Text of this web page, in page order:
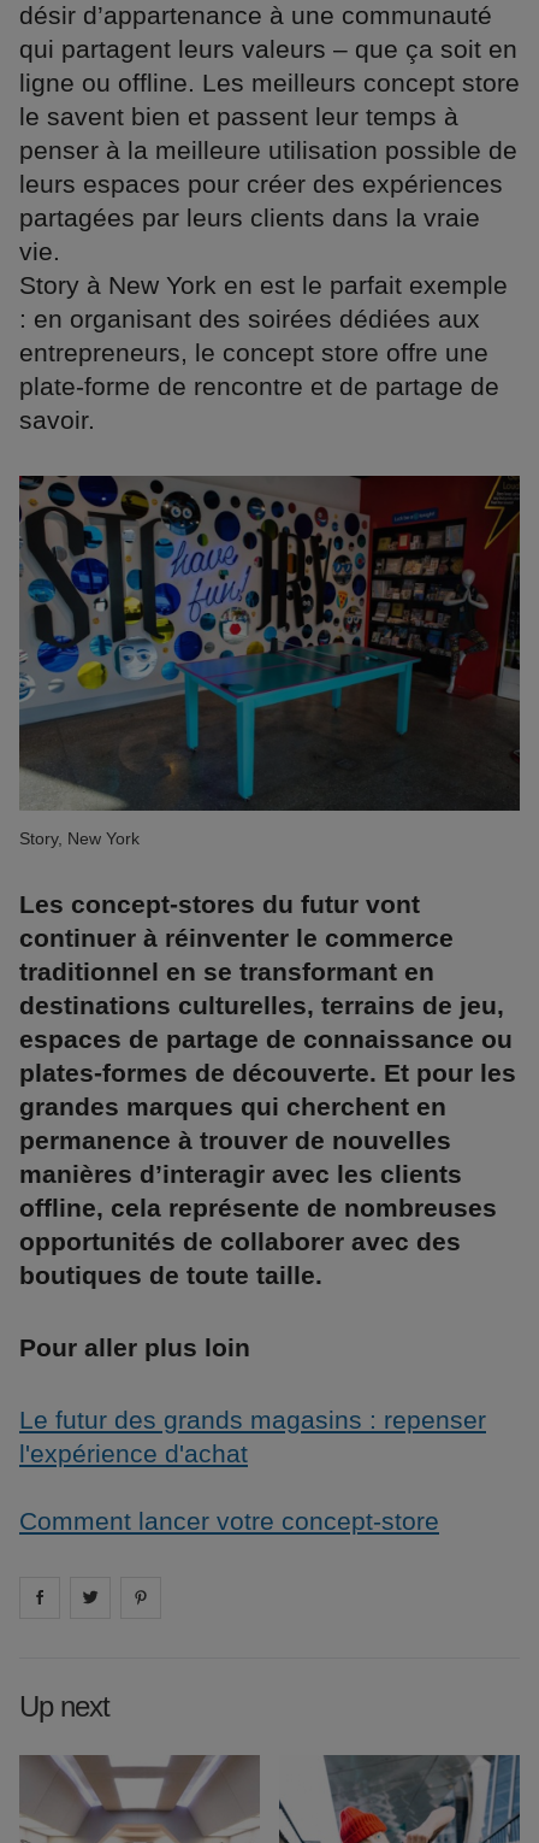
désir d’appartenance à une communauté
qui partagent leurs valeurs – que ça soit en
ligne ou offline. Les meilleurs concept store
le savent bien et passent leur temps à
penser à la meilleure utilisation possible de
leurs espaces pour créer des expériences
partagées par leurs clients dans la vraie
vie.
Story à New York en est le parfait exemple
: en organisant des soirées dédiées aux
entrepreneurs, le concept store offre une
plate-forme de rencontre et de partage de
savoir.
Story, New York
Les concept-stores du futur vont
continuer à réinventer le commerce
traditionnel en se transformant en
destinations culturelles, terrains de jeu,
espaces de partage de connaissance ou
plates-formes de découverte. Et pour les
grandes marques qui cherchent en
permanence à trouver de nouvelles
manières d’interagir avec les clients
offline, cela représente de nombreuses
opportunités de collaborer avec des
boutiques de toute taille.
Pour aller plus loin
Le futur des grands magasins : repenser
l'expérience d'achat
Comment lancer votre concept-store
Share on facebook
Share on
Up next